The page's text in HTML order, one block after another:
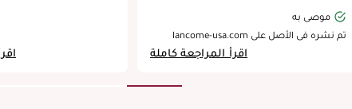
is beautiful too. My only qualm is that the
Light color leans a tiny bit warmer than I'd
want. But definitely not a deal breaker and it
still added nice definition to my face.
موصى به
تم نشره في الأصل على lancome-usa.com
اقرأ المراجعة كاملة